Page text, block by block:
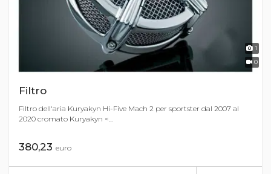
1
0
Filtro
Filtro dell'aria Kuryakyn Hi-Five Mach 2 per sportster dal 2007 al
2020 cromato Kuryakyn <...
380,23 euro